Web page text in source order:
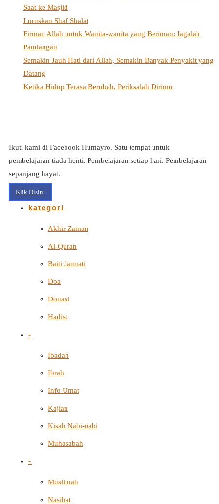
Saat ke Masjid
Luruskan Shaf Shalat
Firman Allah untuk Wanita-wanita yang Beriman: Jagalah
Pandangan
Semakin Jauh Hati dari Allah, Semakin Banyak Penyakit yang
Datang
Ketika Hidup Terasa Berubah, Periksalah Dirimu
Ikuti kami di Facebook Humayro. Satu tempat untuk
pembelajaran tiada henti. Pembelajaran setiap hari. Pembelajaran
sepanjang hayat.
Klik Disini
kategori
Akhir Zaman
Al-Quran
Baiti Jannati
Doa
Donasi
Hadist
-
Ibadah
Ibrah
Info Umat
Kajian
Kisah Nabi-nabi
Muhasabah
-
Muslimah
Nasihat